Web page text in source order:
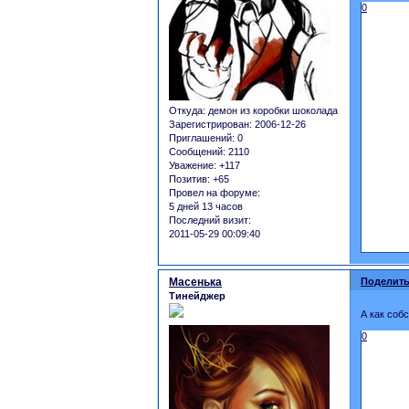
Откуда: демон из коробки шоколада
Зарегистрирован: 2006-12-26
Приглашений: 0
Сообщений: 2110
Уважение: +117
Позитив: +65
Провел на форуме:
5 дней 13 часов
Последний визит:
2011-05-29 00:09:40
0
Масенька
Тинейджер
А как
0